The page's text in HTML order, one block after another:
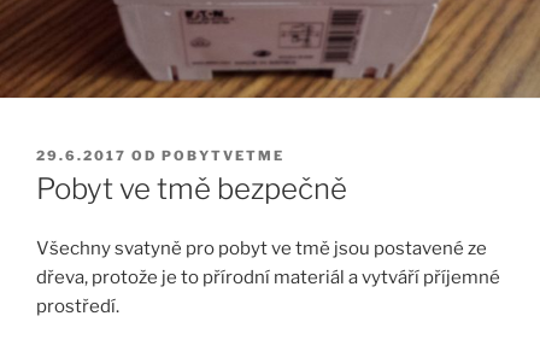
PUBLIKOVÁNO
29.6.2017 OD POBYTVETME
Pobyt ve tmě bezpečně
Všechnysvatyně pro pobyt ve tmě jsou postavené ze
dřeva, protože je to přírodní materiál a vytváří příjemné
prostředí.